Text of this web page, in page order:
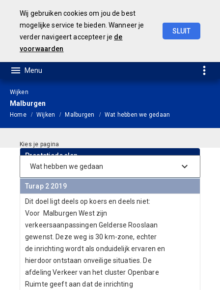
Wijken
Malburgen
Home Wijken Malburgen Wat hebben we gedaan
Prestatiedoelen
Vergroten gevoel van sociale en fysieke veiligheid
Turap 2 2019
Dit doel ligt deels op koers en deels niet:
Voor Malburgen West zijn
verkeersaanpassingen Gelderse Rooslaan
gewenst. Deze weg is 30 km-zone, echter
de inrichting wordt als onduidelijk ervaren en
hierdoor ontstaan onveilige situaties. De
afdeling Verkeer van het cluster Openbare
Ruimte geeft aan dat de inrichting
Wij gebruiken cookies om jou de best
mogelijke service te bieden. Wanneer je
verder navigeert accepteer je de
voorwaarden
SLUIT